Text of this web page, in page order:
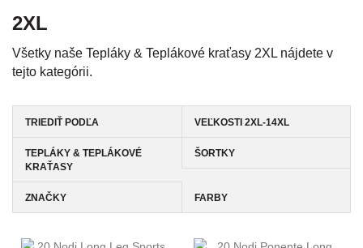
2XL
Všetky naše Tepláky & Teplákové kraťasy 2XL nájdete v
tejto kategórii.
TRIEDIŤ PODĽA VEĽKOSTI 2XL-14XL
TEPLÁKY & TEPLÁKOVÉ
KRAŤASY
ŠORTKY
ZNAČKY FARBY